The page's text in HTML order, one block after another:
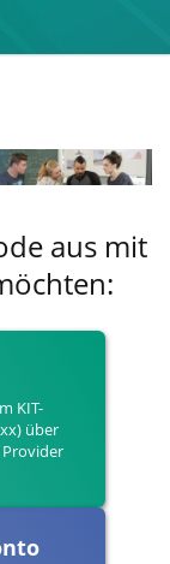
aus mit
KIT-
über